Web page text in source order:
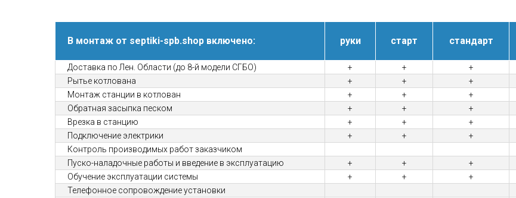
В монтаж от septiki-spb.shop включено: руки старт стандарт
Доставка по Лен. Области (до 8-й модели СГБО) + + +
Рытье котлована
+ + +
Монтаж станции в котлован
+ + +
Обратная засыпка песком
+ + +
Врезка в станцию
+ + +
Подключение электрики
+ + +
Контроль производимых работ заказчиком
Пуско-наладочные работы и введение в эксплуатацию
+ + +
Обучение эксплуатации системы
+ + +
Телефонное сопровождение установки